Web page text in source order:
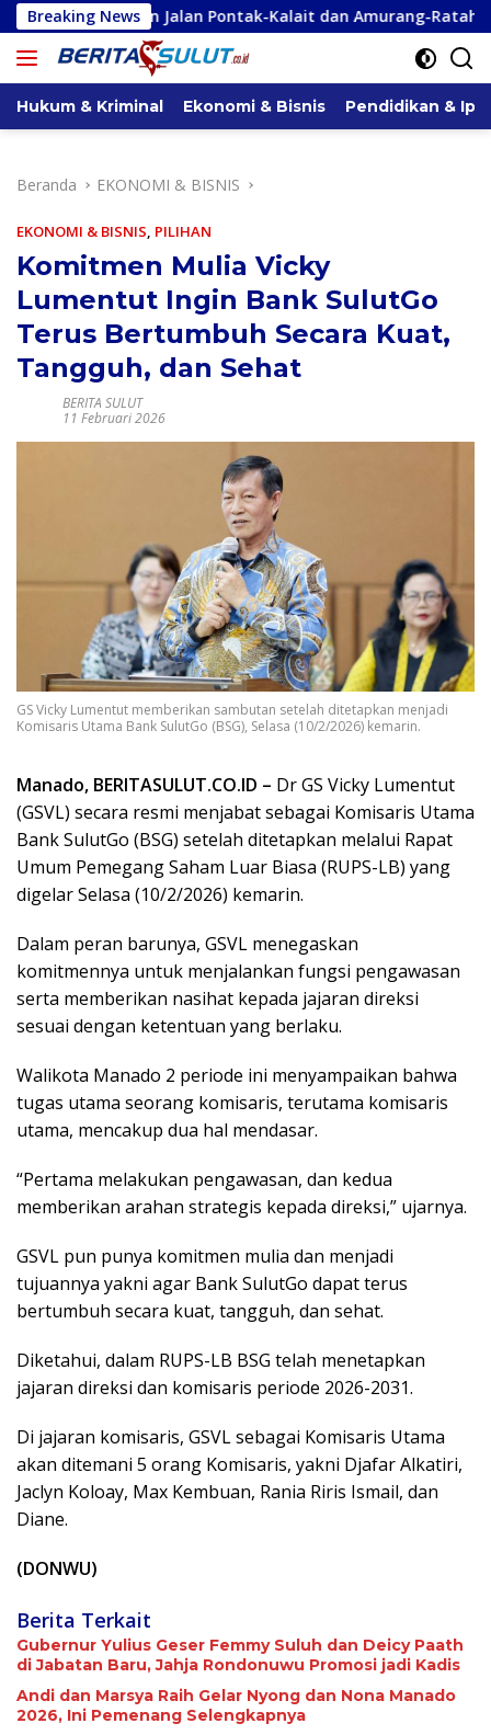
Langsung
ke
konten
Breaking News
Jalan Pontak-Kalait dan Amurang-Ratahan PUPR
Hukum & Kriminal Ekonomi & Bisnis Pendidikan &
Beranda EKONOMI & BISNIS
EKONOMI & BISNIS, PILIHAN
Komitmen Mulia Vicky
Lumentut Ingin Bank SulutGo
Terus Bertumbuh Secara Kuat,
Tangguh, dan Sehat
BERITA SULUT
11 Februari 2026
GS Vicky Lumentut memberikan sambutan setelah ditetapkan menjadi
Komisaris Utama Bank SulutGo (BSG), Selasa (10/2/2026) kemarin.
Manado, BERITASULUT.CO.ID – Dr GS Vicky Lumentut
(GSVL) secara resmi menjabat sebagai Komisaris Utama
Bank SulutGo (BSG) setelah ditetapkan melalui Rapat
Umum Pemegang Saham Luar Biasa (RUPS-LB) yang
digelar Selasa (10/2/2026) kemarin.
Dalam peran barunya, GSVL menegaskan
komitmennya untuk menjalankan fungsi pengawasan
serta memberikan nasihat kepada jajaran direksi
sesuai dengan ketentuan yang berlaku.
Walikota Manado 2 periode ini menyampaikan bahwa
tugas utama seorang komisaris, terutama komisaris
utama, mencakup dua hal mendasar.
“Pertama melakukan pengawasan, dan kedua
memberikan arahan strategis kepada direksi,” ujarnya.
GSVL pun punya komitmen mulia dan menjadi
tujuannya yakni agar Bank SulutGo dapat terus
bertumbuh secara kuat, tangguh, dan sehat.
Diketahui, dalam RUPS-LB BSG telah menetapkan
jajaran direksi dan komisaris periode 2026-2031.
Di jajaran komisaris, GSVL sebagai Komisaris Utama
akan ditemani 5 orang Komisaris, yakni Djafar Alkatiri,
Jaclyn Koloay, Max Kembuan, Rania Riris Ismail, dan
Diane.
(DONWU)
Berita Terkait
Gubernur Yulius Geser Femmy Suluh dan Deicy Paath
di Jabatan Baru, Jahja Rondonuwu Promosi jadi Kadis
Andi dan Marsya Raih Gelar Nyong dan Nona Manado
2026, Ini Pemenang Selengkapnya